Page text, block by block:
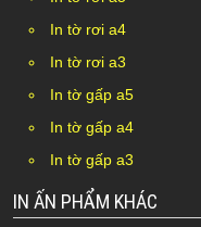
In tờ rơi a4
In tờ rơi a3
In tờ gấp a5
In tờ gấp a4
In tờ gấp a3
IN ẤN PHẨM KHÁC